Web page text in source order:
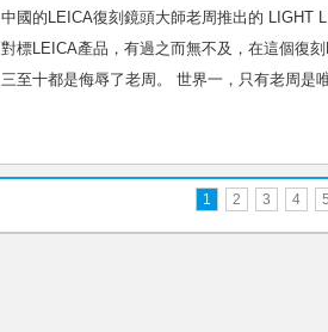
A.A.
一
水
篇
中國的LEICA復刻鏡頭大師老周推出的 LIGHT
對標LEICA產品，有過之而無不及，在這個復
三至十都是侮辱了老周。 世界一，只有老周是
1 2 3 4